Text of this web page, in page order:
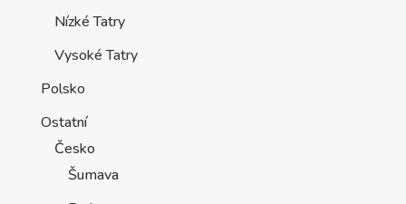
Nízké Tatry
Vysoké Tatry
Polsko
Ostatní
Česko
Šumava